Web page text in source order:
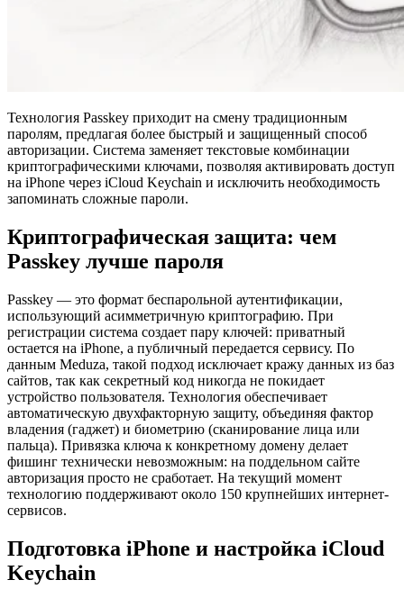
Технология Passkey приходит на смену традиционным
паролям, предлагая более быстрый и защищенный способ
авторизации. Система заменяет текстовые комбинации
криптографическими ключами, позволяя активировать доступ
на iPhone через iCloud Keychain и исключить необходимость
запоминать сложные пароли.
Криптографическая защита: чем
Passkey лучше пароля
Passkey — это формат беспарольной аутентификации,
использующий асимметричную криптографию. При
регистрации система создает пару ключей: приватный
остается на iPhone, а публичный передается сервису. По
данным Meduza, такой подход исключает кражу данных из баз
сайтов, так как секретный код никогда не покидает
устройство пользователя. Технология обеспечивает
автоматическую двухфакторную защиту, объединяя фактор
владения (гаджет) и биометрию (сканирование лица или
пальца). Привязка ключа к конкретному домену делает
фишинг технически невозможным: на поддельном сайте
авторизация просто не сработает. На текущий момент
технологию поддерживают около 150 крупнейших интернет-
сервисов.
Подготовка iPhone и настройка iCloud
Keychain